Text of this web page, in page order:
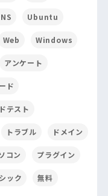
Ubuntu
Web Windows
アンケート
ド
テスト
トラブル ドメイン
コン プラグイン
ック 無料